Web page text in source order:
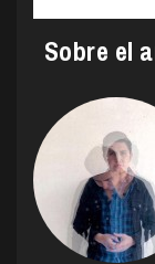
Sobre el